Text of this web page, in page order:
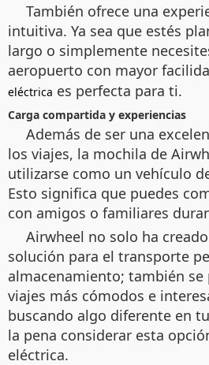
También ofrece una
intuitiva. Ya sea que estés
largo o simplemente
aeropuerto con mayor
eléctrica es perfecta para ti.
Carga compartida y experiencias
Además de ser una
los viajes, la mochila de
utilizarse como un vehículo
Esto significa que puedes
con amigos o familiares
Airwheel no solo ha
solución para el transporte
almacenamiento; también se
viajes más cómodos e
buscando algo diferente en
la pena considerar esta
eléctrica.